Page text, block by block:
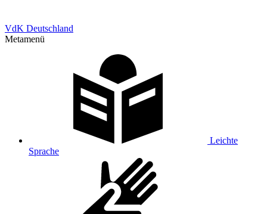
VdK Deutschland
Metamenü
Leichte
Sprache